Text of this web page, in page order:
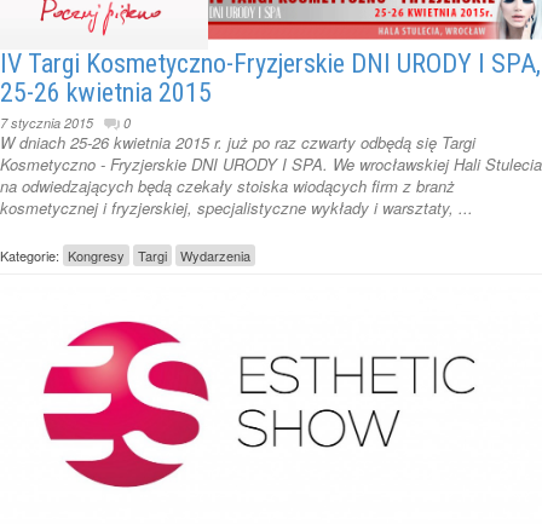
IV Targi Kosmetyczno-Fryzjerskie DNI URODY I SPA,
25-26 kwietnia 2015
7 stycznia 2015 0
W dniach 25-26 kwietnia 2015 r. już po raz czwarty odbędą się Targi
Kosmetyczno - Fryzjerskie DNI URODY I SPA. We wrocławskiej Hali Stulecia
na odwiedzających będą czekały stoiska wiodących firm z branż
kosmetycznej i fryzjerskiej, specjalistyczne wykłady i warsztaty, ...
Kategorie: Kongresy Targi Wydarzenia